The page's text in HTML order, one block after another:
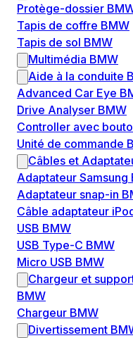
Protège-dossier
Tapis de coffre BMW
Tapis de sol BMW
Multimédia BMW
Aide à la conduite
Advanced Car Eye
Drive Analyser BMW
Controller avec
Unité de commande
Câbles et
Adaptateur Samsung
Adaptateur snap-in
Câble adaptateur
USB BMW
USB Type-C BMW
Micro USB BMW
Chargeur et
BMW
Chargeur BMW
Divertissement